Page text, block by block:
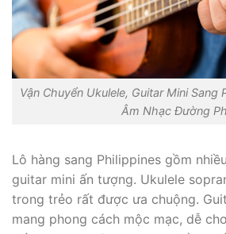
Vận Chuyển Ukulele, Guitar Mini Sang
Âm Nhạc Đường
Lô hàng sang Philippines gồm
guitar mini ấn tượng. Ukulele
trong trẻo rất được ưa chuộng.
mang phong cách mộc mạc, dễ